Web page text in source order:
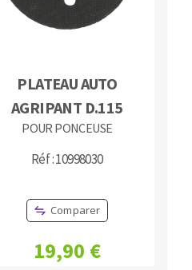
POUR LE TRAVAIL DU
forets
PLATEAU AUTO
AGRIPANT D.115
POUR PONCEUSE
Réf : 10998030
Comparer
19,90 €